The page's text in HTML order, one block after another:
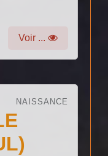
Voir ...
NAISSANCE